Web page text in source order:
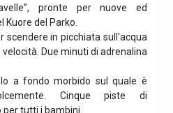
pronte per nuove ed
Kuore del Parko.
scendere in picchiata sull'acqua
Due minuti di adrenalina
a fondo morbido sul quale è
Cinque piste di
tutti i bambini.